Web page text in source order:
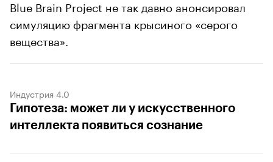
Blue Brain Project не так давно анонсировал
симуляцию фрагмента крысиного «серого
вещества».
Индустрия 4.0
Гипотеза: может ли у искусственного
интеллекта появиться сознание